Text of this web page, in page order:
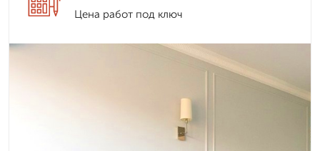
Цена работ под ключ